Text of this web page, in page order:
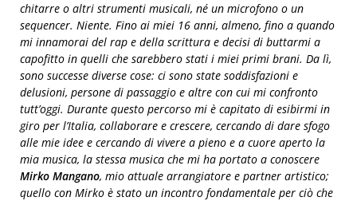
chitarre o altri strumenti musicali, né un microfono o un
sequencer. Niente. Fino ai miei 16 anni, almeno, fino a quando
mi innamorai del rap e della scrittura e decisi di buttarmi a
capofitto in quelli che sarebbero stati i miei primi brani. Da lì,
sono successe diverse cose: ci sono state soddisfazioni e
delusioni, persone di passaggio e altre con cui mi confronto
tutt’oggi. Durante questo percorso mi è capitato di esibirmi in
giro per l’Italia, collaborare e crescere, cercando di dare sfogo
alle mie idee e cercando di vivere a pieno e a cuore aperto la
mia musica, la stessa musica che mi ha portato a conoscere
Mirko Mangano, mio attuale arrangiatore e partner artistico;
quello con Mirko è stato un incontro fondamentale per ciò che